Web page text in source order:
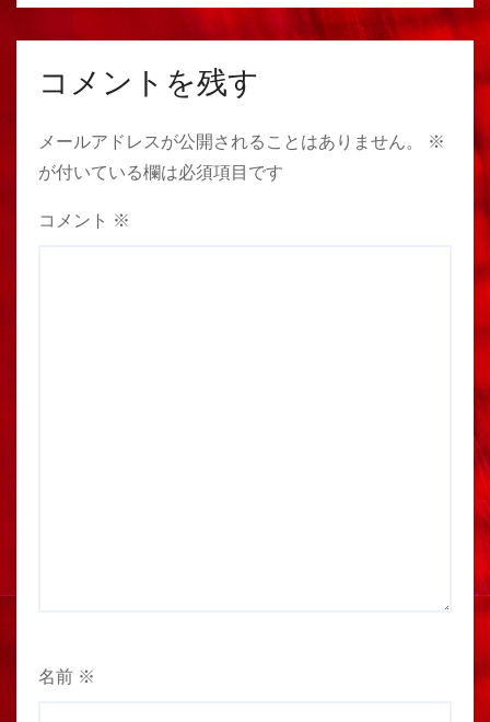
コメントを残す
メールアドレスが公開されることはありません。
※
が付いている欄は必須項目です
コメント ※
名前 ※